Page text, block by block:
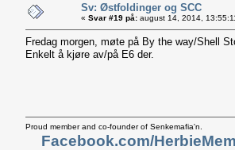
Sv: Østfoldinger og SCC
« Svar #19 på: august 14, 2014,
Fredag morgen, møte på By the way/Shell
Enkelt å kjøre av/på E6 der.
Proud member and co-founder of Senkemafia'n.
Facebook.com/